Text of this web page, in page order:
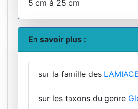
5 cm à 25 cm
En savoir plus :
sur la famille des
sur les taxons du genre